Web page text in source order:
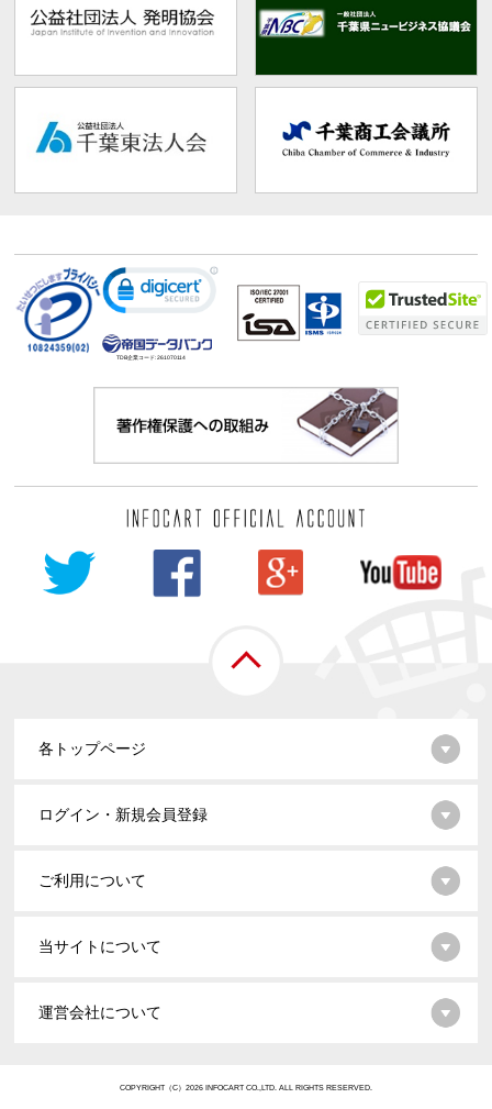
TDB企業コード:261070114
各トップページ
ログイン・新規会員登録
ご利用について
当サイトについて
運営会社について
COPYRIGHT（C）2026 INFOCART CO.,LTD. ALL RIGHTS RESERVED.